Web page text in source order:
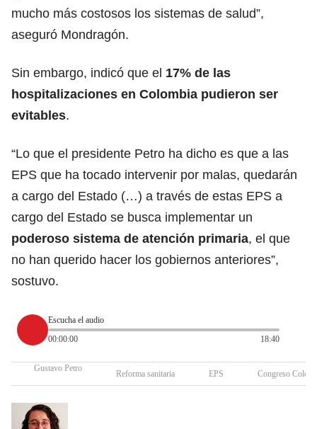
mucho más costosos los sistemas de salud”,
aseguró Mondragón.
Sin embargo, indicó que el 17% de las
hospitalizaciones en Colombia pudieron ser
evitables.
“Lo que el presidente Petro ha dicho es que a las
EPS que ha tocado intervenir por malas, quedarán
a cargo del Estado (…) a través de estas EPS a
cargo del Estado se busca implementar un
poderoso sistema de atención primaria, el que
no han querido hacer los gobiernos anteriores”,
sostuvo.
Escucha el audio
00:00:00
18:40
Gustavo Petro
Reforma sanitaria EPS Congreso